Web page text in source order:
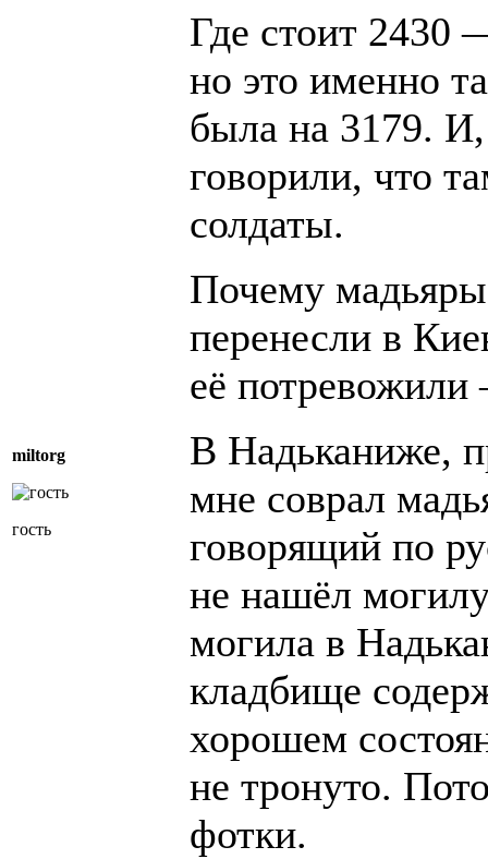
miltorg
гость
Где стоит 2430
но это именно
была на 3179.
говорили, что
солдаты.
Почему
перенесли в
её
В Надьканиже,
мне соврал
говорящий по
не нашёл
могила в
кладбище
хорошем
не тронуто.
фотки.